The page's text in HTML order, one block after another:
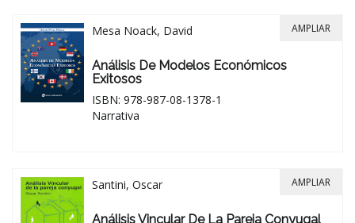
Mesa Noack, David
Análisis De Modelos Económicos
Exitosos
ISBN: 978-987-08-1378-1
Narrativa
AMPLIAR
Santini, Oscar
Análisis Vincular De La Pareja Conyugal
AMPLIAR